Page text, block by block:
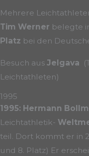
Mehrere
Tim Werner belegte
Platz bei den
Besuch aus Jelgava
Leichtathleten)
1995
1995: Hermann
Leichtathletik-
teil. Dort kommt er in
und 8. Platz) Er